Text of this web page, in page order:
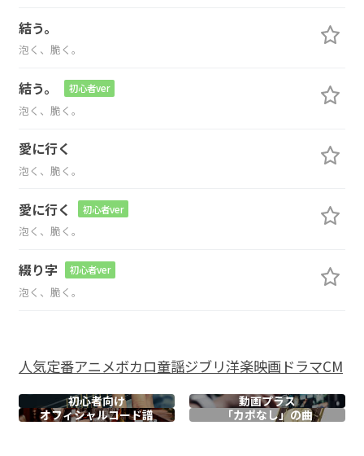
結う。
泡く、脆く。
結う。 初心者ver
泡く、脆く。
愛に行く
泡く、脆く。
愛に行く 初心者ver
泡く、脆く。
綴り字 初心者ver
泡く、脆く。
人気定番アニメボカロ童謡ジブリ洋楽映画ドラマCM
初心者向け
動画プラス
オフィシャルコード譜 「カポなし」の曲